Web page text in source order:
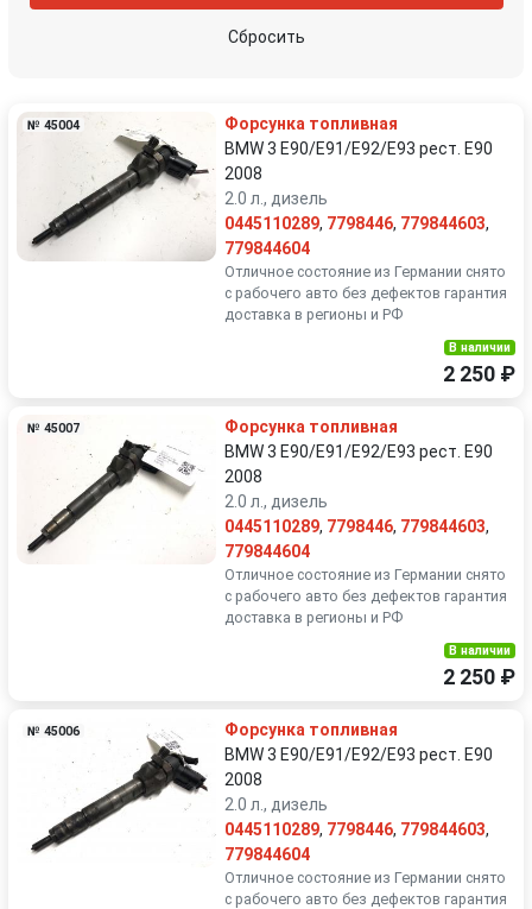
Сбросить
№ 45004
Форсунка топливная
BMW 3 E90/E91/E92/E93 рест. E90
2008
2.0 л., дизель
0445110289, 7798446, 779844603,
779844604
Отличное состояние из Германии снято
с рабочего авто без дефектов гарантия
доставка в регионы и РФ
В наличии
2 250 ₽
№ 45007
Форсунка топливная
BMW 3 E90/E91/E92/E93 рест. E90
2008
2.0 л., дизель
0445110289, 7798446, 779844603,
779844604
Отличное состояние из Германии снято
с рабочего авто без дефектов гарантия
доставка в регионы и РФ
В наличии
2 250 ₽
№ 45006
Форсунка топливная
BMW 3 E90/E91/E92/E93 рест. E90
2008
2.0 л., дизель
0445110289, 7798446, 779844603,
779844604
Отличное состояние из Германии снято
с рабочего авто без дефектов гарантия